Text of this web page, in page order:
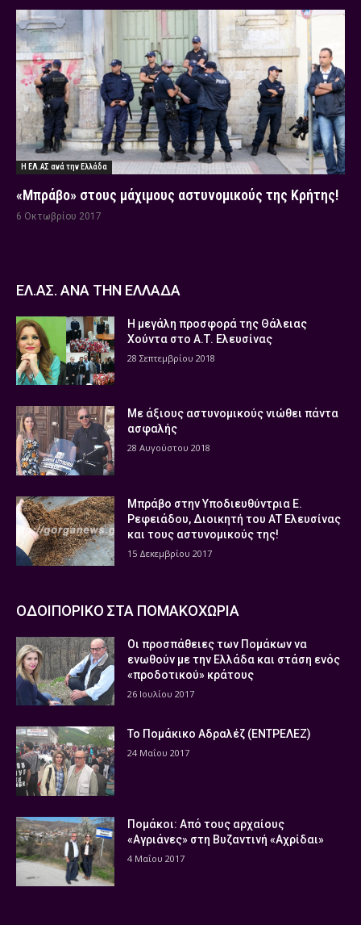
Η ΕΛ.ΑΣ ανά την Ελλάδα
«Μπράβο» στους μάχιμους αστυνομικούς της Κρήτης!
6 Οκτωβρίου 2017
ΕΛ.ΑΣ. ΑΝΑ ΤΗΝ ΕΛΛΑΔΑ
Η μεγάλη προσφορά της Θάλειας
Χούντα στο Α.Τ. Ελευσίνας
28 Σεπτεμβρίου 2018
Με άξιους αστυνομικούς νιώθει πάντα
ασφαλής
28 Αυγούστου 2018
Μπράβο στην Υποδιευθύντρια Ε.
Ρεφειάδου, Διοικητή του ΑΤ Ελευσίνας
και τους αστυνομικούς της!
15 Δεκεμβρίου 2017
ΟΔΟΙΠΟΡΙΚΟ ΣΤΑ ΠΟΜΑΚΟΧΩΡΙΑ
Οι προσπάθειες των Πομάκων να
ενωθούν με την Ελλάδα και στάση ενός
«προδοτικού» κράτους
26 Ιουλίου 2017
Το Πομάκικο Αδραλέζ (ΕΝΤΡΕΛΕΖ)
24 Μαΐου 2017
Πομάκοι: Από τους αρχαίους
«Αγριάνες» στη Βυζαντινή «Αχρίδαι»
4 Μαΐου 2017